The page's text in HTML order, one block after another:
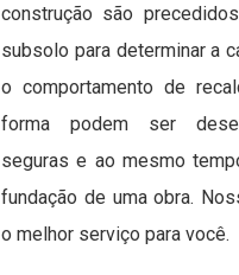
construção são
subsolo para determinar a
o comportamento de
forma podem ser
seguras e ao mesmo
fundação de uma obra.
o melhor serviço para você.